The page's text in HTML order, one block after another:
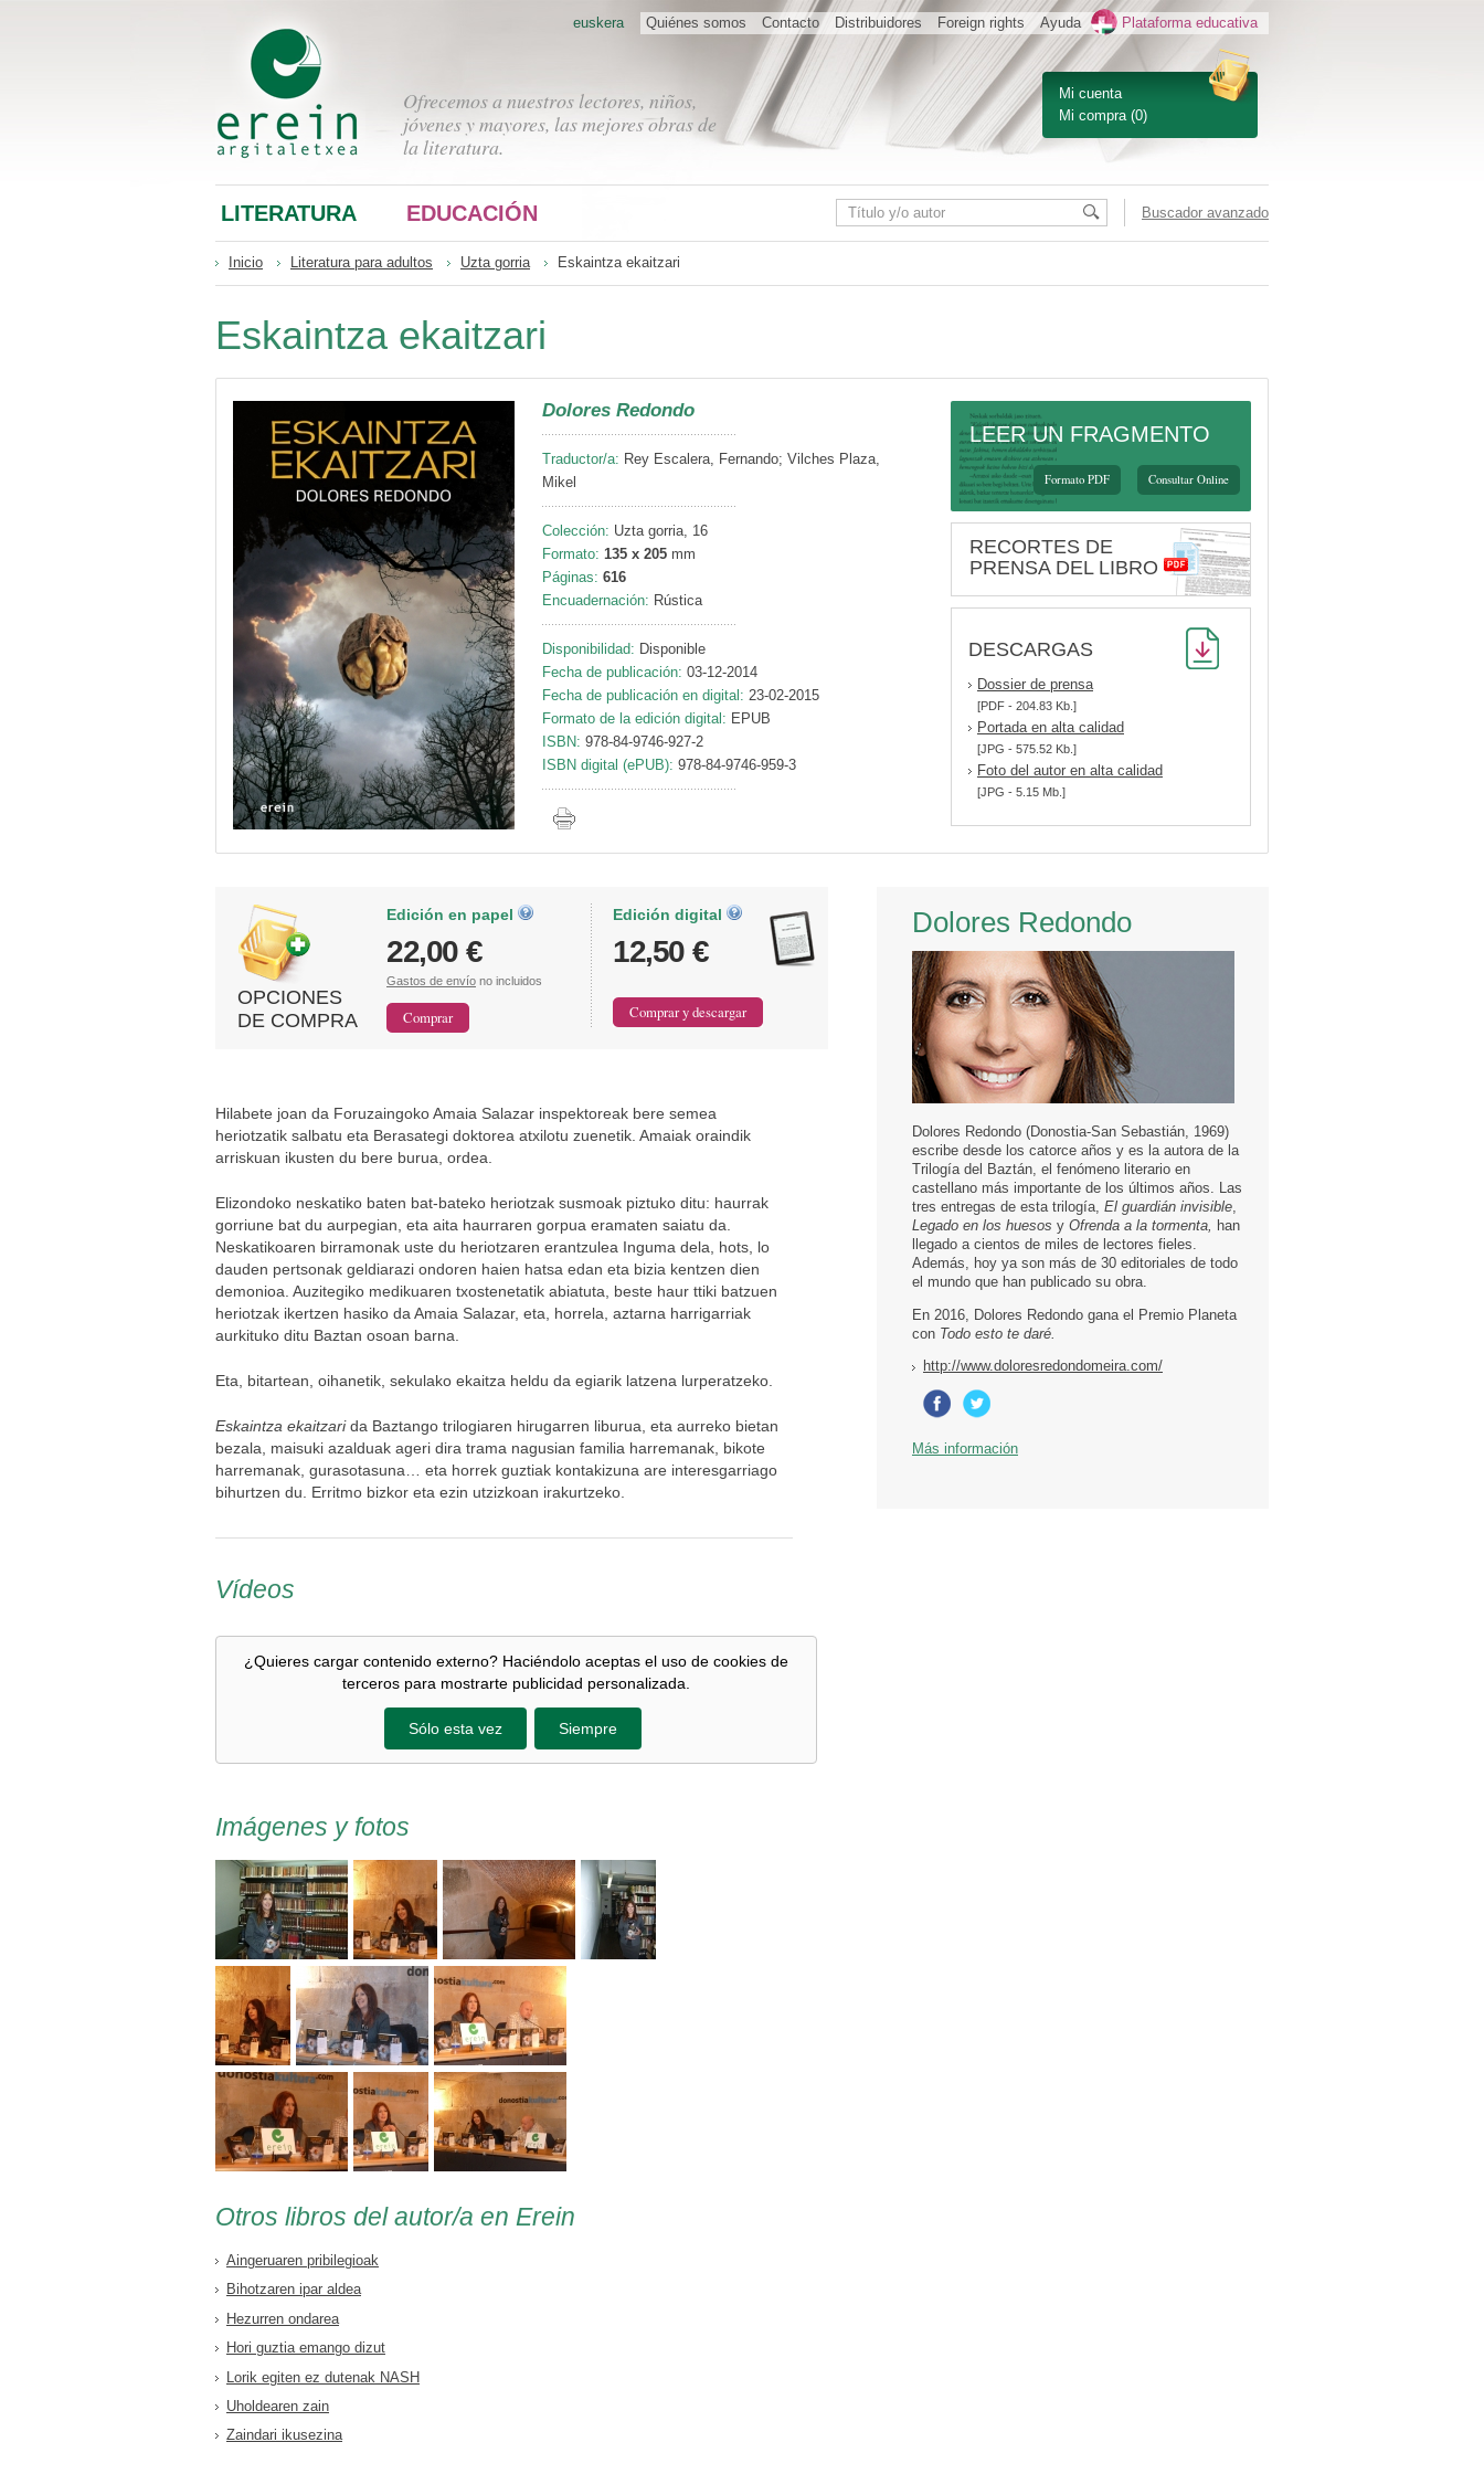
Mi cuenta
Mi compra (0)
Ofrecemos a nuestros lectores, niños,
jóvenes y mayores, las mejores obras de
la literatura.
Quiénes somos Contacto Distribuidores Foreign rights Ayuda Plataforma educativa
euskera
LITERATURA EDUCACIÓN Buscador avanzado
Inicio Literatura para adultos Uzta gorria Eskaintza ekaitzari
Eskaintza ekaitzari
Dolores Redondo
Traductor/a: Rey Escalera, Fernando; Vilches Plaza,
Mikel
Colección: Uzta gorria, 16
Formato: 135 x 205 mm
Páginas: 616
Encuadernación: Rústica
Disponibilidad: Disponible
Fecha de publicación: 03-12-2014
Fecha de publicación en digital: 23-02-2015
Formato de la edición digital: EPUB
ISBN: 978-84-9746-927-2
ISBN digital (ePUB): 978-84-9746-959-3
LEER UN FRAGMENTO
Consultar Online
Formato PDF
RECORTES DE
PRENSA DEL LIBRO
DESCARGAS
Dossier de prensa
[PDF - 204.83 Kb.]
Portada en alta calidad
[JPG - 575.52 Kb.]
Foto del autor en alta calidad
[JPG - 5.15 Mb.]
OPCIONES
DE COMPRA
Edición en papel
22,00 €
Gastos de envío no incluidos
Edición digital
12,50 €
Hilabete joan da Foruzaingoko Amaia Salazar inspektoreak bere semea
heriotzatik salbatu eta Berasategi doktorea atxilotu zuenetik. Amaiak oraindik
arriskuan ikusten du bere burua, ordea.
Elizondoko neskatiko baten bat-bateko heriotzak susmoak piztuko ditu: haurrak
gorriune bat du aurpegian, eta aita haurraren gorpua eramaten saiatu da.
Neskatikoaren birramonak uste du heriotzaren erantzulea Inguma dela, hots, lo
dauden pertsonak geldiarazi ondoren haien hatsa edan eta bizia kentzen dien
demonioa. Auzitegiko medikuaren txostenetatik abiatuta, beste haur ttiki batzuen
heriotzak ikertzen hasiko da Amaia Salazar, eta, horrela, aztarna harrigarriak
aurkituko ditu Baztan osoan barna.
Eta, bitartean, oihanetik, sekulako ekaitza heldu da egiarik latzena lurperatzeko.
Eskaintza ekaitzarida Baztango trilogiaren hirugarren liburua, eta aurreko bietan
bezala, maisuki azalduak ageri dira trama nagusian familia harremanak, bikote
harremanak, gurasotasuna… eta horrek guztiak kontakizuna are interesgarriago
bihurtzen du. Erritmo bizkor eta ezin utzizkoan irakurtzeko.
Vídeos
¿Quieres cargar contenido externo? Haciéndolo aceptas el uso de cookies de
terceros para mostrarte publicidad personalizada.
Sólo esta vez Siempre
Imágenes y fotos
Otros libros del autor/a en Erein
Aingeruaren pribilegioak
Bihotzaren ipar aldea
Hezurren ondarea
Hori guztia emango dizut
Lorik egiten ez dutenak NASH
Uholdearen zain
Zaindari ikusezina
Dolores Redondo
Dolores Redondo (Donostia-San Sebastián, 1969)
escribe desde los catorce años y es la autora de la
Trilogía del Baztán, el fenómeno literario en
castellano más importante de los últimos años. Las
tres entregas de esta trilogía, El guardián invisible
Legado en los huesos y Ofrenda a la tormenta, han
llegado a cientos de miles de lectores fieles.
Además, hoy ya son más de 30 editoriales de todo
el mundo que han publicado su obra.
En 2016, Dolores Redondo gana el Premio Planeta
con Todo esto te daré.
http://www.doloresredondomeira.com/
Más información